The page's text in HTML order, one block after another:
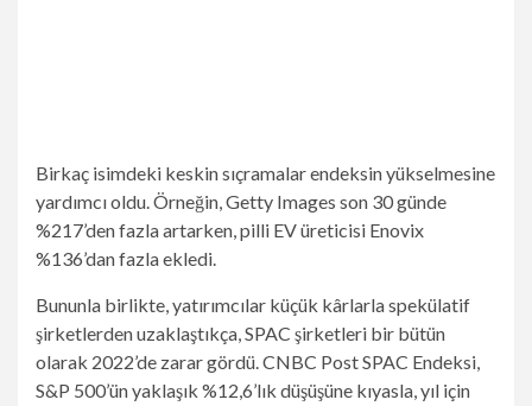
Birkaç isimdeki keskin sıçramalar endeksin yükselmesine
yardımcı oldu. Örneğin, Getty Images son 30 günde
%217’den fazla artarken, pilli EV üreticisi Enovix
%136’dan fazla ekledi.
Bununla birlikte, yatırımcılar küçük kârlarla spekülatif
şirketlerden uzaklaştıkça, SPAC şirketleri bir bütün
olarak 2022’de zarar gördü. CNBC Post SPAC Endeksi,
S&P 500’ün yaklaşık %12,6’lık düşüşüne kıyasla, yıl için